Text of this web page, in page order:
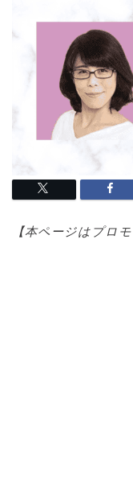
【本ページはプロモ